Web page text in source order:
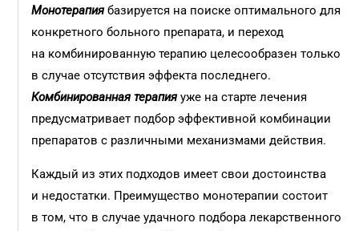
Монотерапия базируется на поиске оптимального для
конкретного больного препарата, и переход
на комбинированную терапию целесообразен только
в случае отсутствия эффекта последнего.
Комбинированная терапия уже на старте лечения
предусматривает подбор эффективной комбинации
препаратов с различными механизмами действия.
Каждый из этих подходов имеет свои достоинства
и недостатки. Преимущество монотерапии состоит
в том, что в случае удачного подбора лекарственного